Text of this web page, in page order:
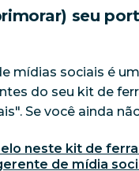
seu
mídias sociais é
do seu kit de
Se você ainda
neste kit de
de mídia